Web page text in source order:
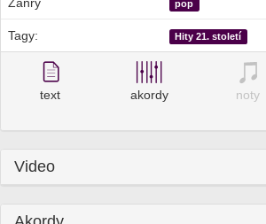
pop
Tagy: Hity 21. století
text akordy noty
Video